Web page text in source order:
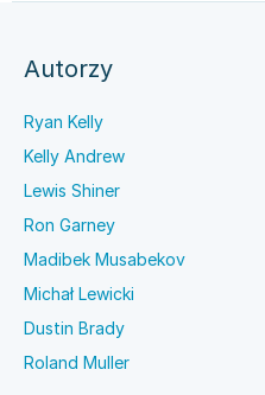
Autorzy
Ryan Kelly
Kelly Andrew
Lewis Shiner
Ron Garney
Madibek Musabekov
Michał Lewicki
Dustin Brady
Roland Muller